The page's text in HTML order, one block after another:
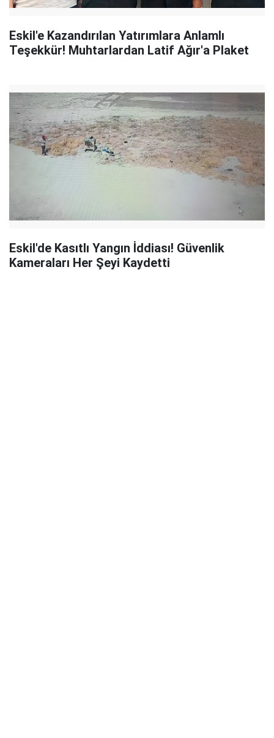
Eskil'e Kazandırılan Yatırımlara Anlamlı
Teşekkür! Muhtarlardan Latif Ağır'a Plaket
Eskil'de Kasıtlı Yangın İddiası! Güvenlik
Kameraları Her Şeyi Kaydetti